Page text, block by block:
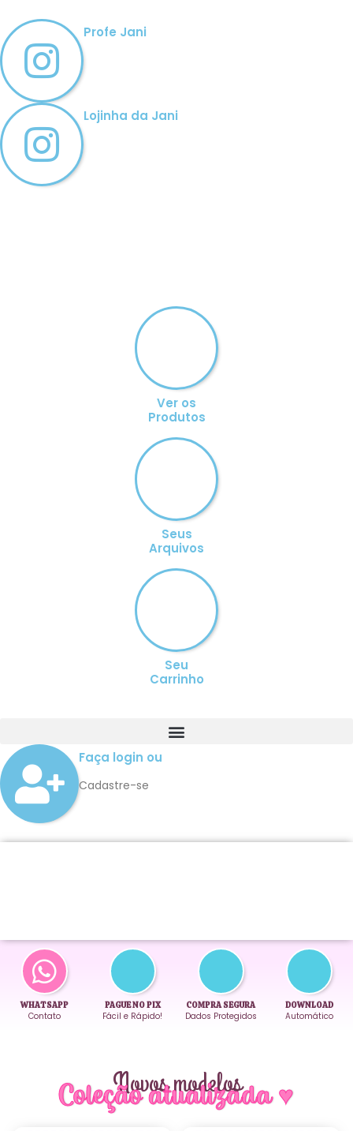
Profe Jani
Lojinha da Jani
Ver os
Produtos
Seus
Arquivos
Seu
Carrinho
Faça login ou
Cadastre-se
WHATSAPP
Contato
PAGUE NO PIX
Fácil e Rápido!
COMPRA SEGURA
Dados Protegidos
DOWNLOAD
Automático
Novos modelos
Coleção atualizada ♥